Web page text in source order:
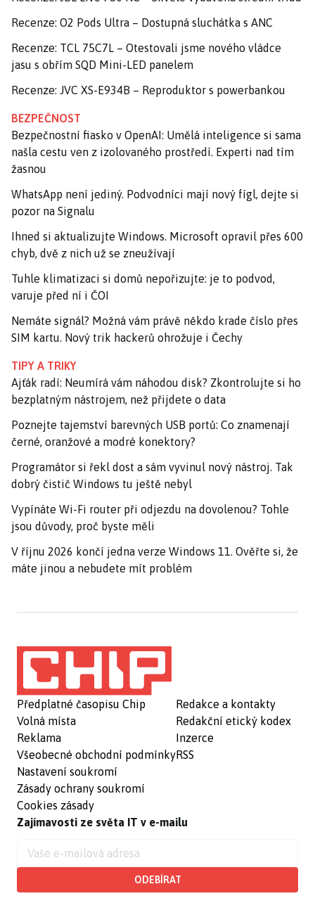
Recenze: O2 Pods Ultra – Dostupná sluchátka s ANC
Recenze: TCL 75C7L – Otestovali jsme nového vládce
jasu s obřím SQD Mini-LED panelem
Recenze: JVC XS-E934B – Reproduktor s powerbankou
BEZPEČNOST
Bezpečnostní fiasko v OpenAI: Umělá inteligence si sama
našla cestu ven z izolovaného prostředí. Experti nad tím
žasnou
WhatsApp není jediný. Podvodníci mají nový fígl, dejte si
pozor na Signalu
Ihned si aktualizujte Windows. Microsoft opravil přes 600
chyb, dvě z nich už se zneužívají
Tuhle klimatizaci si domů nepořizujte: je to podvod,
varuje před ní i ČOI
Nemáte signál? Možná vám právě někdo krade číslo přes
SIM kartu. Nový trik hackerů ohrožuje i Čechy
TIPY A TRIKY
Ajťák radí: Neumírá vám náhodou disk? Zkontrolujte si ho
bezplatným nástrojem, než přijdete o data
Poznejte tajemství barevných USB portů: Co znamenají
černé, oranžové a modré konektory?
Programátor si řekl dost a sám vyvinul nový nástroj. Tak
dobrý čistič Windows tu ještě nebyl
Vypínáte Wi-Fi router při odjezdu na dovolenou? Tohle
jsou důvody, proč byste měli
V říjnu 2026 končí jedna verze Windows 11. Ověřte si, že
máte jinou a nebudete mít problém
Předplatné časopisu Chip
Volná místa
Reklama
Všeobecné obchodní podmínky
Nastavení soukromí
Zásady ochrany soukromí
Cookies zásady
Redakce a kontakty
Redakční etický kodex
Inzerce
RSS
Zajímavosti ze světa IT v e-mailu
ODEBÍRAT